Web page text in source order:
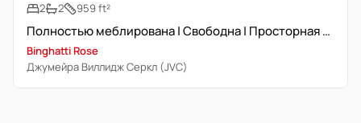
2
2 959 ft²
Полностью меблирована | Свободна | Просторная планировка
Binghatti Rose
Джумейра Виллидж Серкл (JVC)